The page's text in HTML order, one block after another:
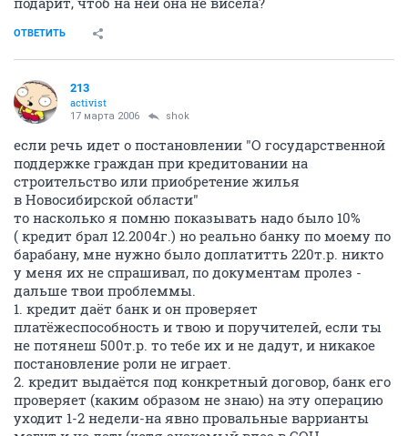
ОТВЕТИТЬ
213
activist
17 марта 2006 shok
если речь идет о постановлении "О государственной
поддержке граждан при кредитовании на
строительство или приобретение жилья
в Новосибирской области"
то насколько я помню показывать надо было 10%
( кредит брал 12.2004г.) но реально банку по моему по
барабану, мне нужно было доплатитть 220т.р. никто
у меня их не спрашивал, по документам пролез -
дальше твои проблеммы.
1. кредит даёт банк и он проверяет
платёжеспособность и твою и поручителей, если ты
не потянеш 500т.р. то тебе их и не дадут, и никакое
постановление роли не играет.
2. кредит выдаётся под конкретный договор, банк его
проверяет (каким образом не знаю) на эту операцию
уходит 1-2 недели-на явно провальные варрианты